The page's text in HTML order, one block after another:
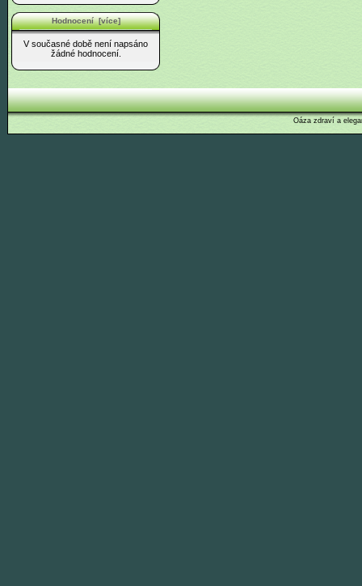
Hodnocení [více]
V současné době není napsáno
žádné hodnocení.
Oáza zdraví a